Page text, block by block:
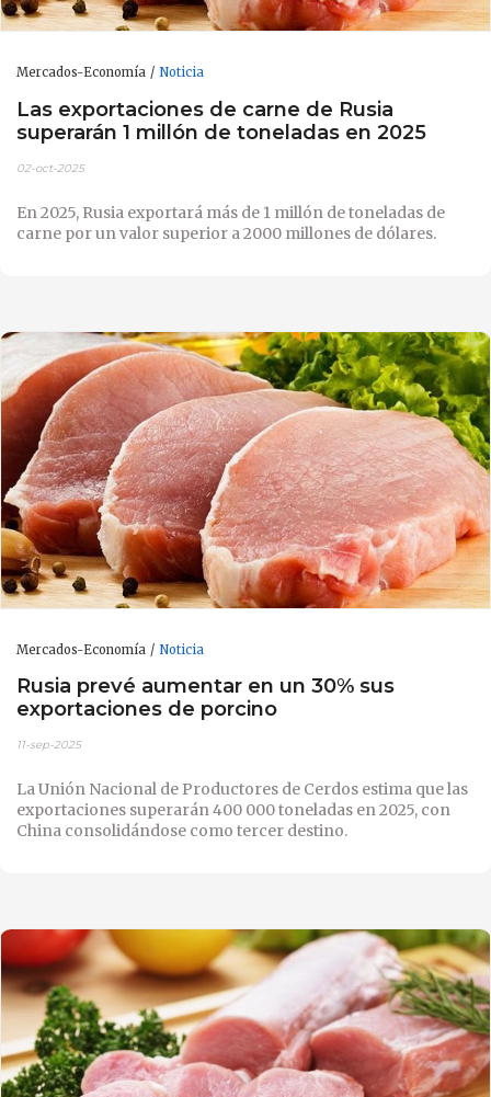
Mercados-Economía Noticia
Las exportaciones de carne de Rusia
superarán 1 millón de toneladas en 2025
02-oct-2025
En 2025, Rusia exportará más de 1 millón de toneladas de
carne por un valor superior a 2000 millones de dólares.
Mercados-Economía Noticia
Rusia prevé aumentar en un 30% sus
exportaciones de porcino
11-sep-2025
La Unión Nacional de Productores de Cerdos estima que las
exportaciones superarán 400 000 toneladas en 2025, con
China consolidándose como tercer destino.